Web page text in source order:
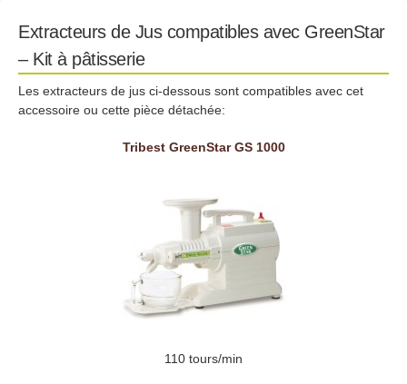
Extracteurs de Jus compatibles avec GreenStar
– Kit à pâtisserie
Les extracteurs de jus ci-dessous sont compatibles avec cet
accessoire ou cette pièce détachée:
Tribest GreenStar GS 1000
110 tours/min